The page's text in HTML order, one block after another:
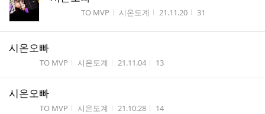
TO MVP 작성자
시온도계 작성시간
21.11.20 조회수
31
시온오빠
TO MVP 작성자
시온도계 작성시간
21.11.04 조회수
13
시온오빠
TO MVP 작성자
시온도계 작성시간
21.10.28 조회수
14